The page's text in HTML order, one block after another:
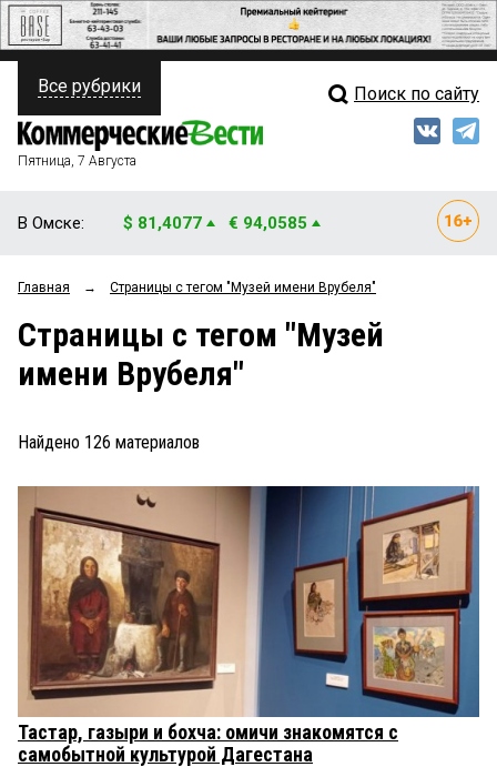
ПОЛИТИКА
ФИНАНСЫ
ОБЩЕСТВО
ЗАКОН
НОВОСТИ КОМПАНИЙ
ПРОИСШЕСТВИЯ
СТИЛЬ ЖИЗНИ
Свежий выпуск
Мнения
Рейтинги
Все рубрики Поиск по сайту
Пятница, 7 Августа
В Омске: $ 81,4077 € 94,0585
Главная → Страницы c тегом "Музей имени Врубеля"
Страницы c тегом "Музей
имени Врубеля"
Найдено 126 материалов
Тастар, газыри и бохча: омичи знакомятся с
самобытной культурой Дагестана